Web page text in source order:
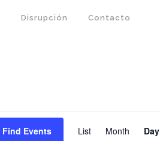
Disrupción Contacto
Find Events
VIEWS
List Month Day